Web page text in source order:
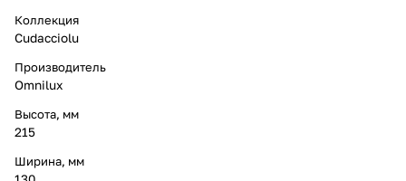
Коллекция
Cudacciolu
Производитель
Omnilux
Высота, мм
215
Ширина, мм